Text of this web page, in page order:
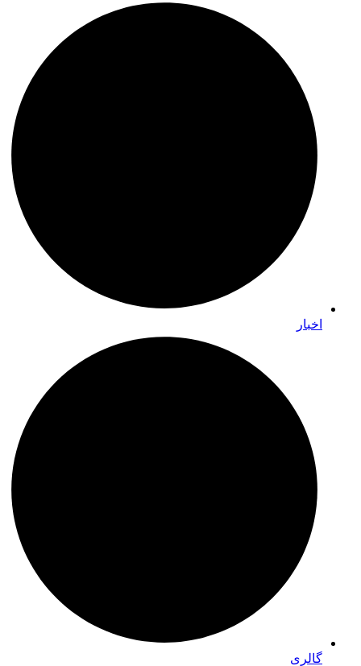
اخبار
گالری